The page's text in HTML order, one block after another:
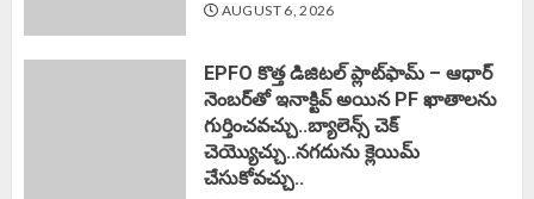
AUGUST 6, 2026
EPFO కొత్త డిజిటల్ ప్లాట్‌ఫామ్‌ – ఆధార్
నెంబర్‌తో ఇనాక్టివ్ అయిన PF ఖాతాలను
గుర్తించవచ్చు..బ్యాలెన్స్ చెక్
చెయ్యొచ్చు..నగదును క్లెయిమ్
చేసుకోవచ్చు..